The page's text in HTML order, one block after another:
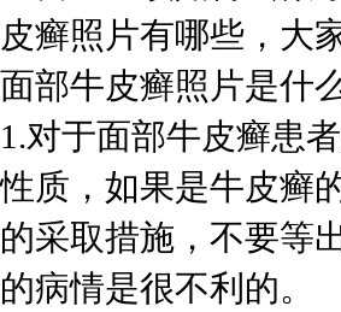
皮癣照片有哪些，大
面部牛皮癣照片是什
1.对于面部牛皮癣患
性质，如果是牛皮癣
的采取措施，不要等
的病情是很不利的。